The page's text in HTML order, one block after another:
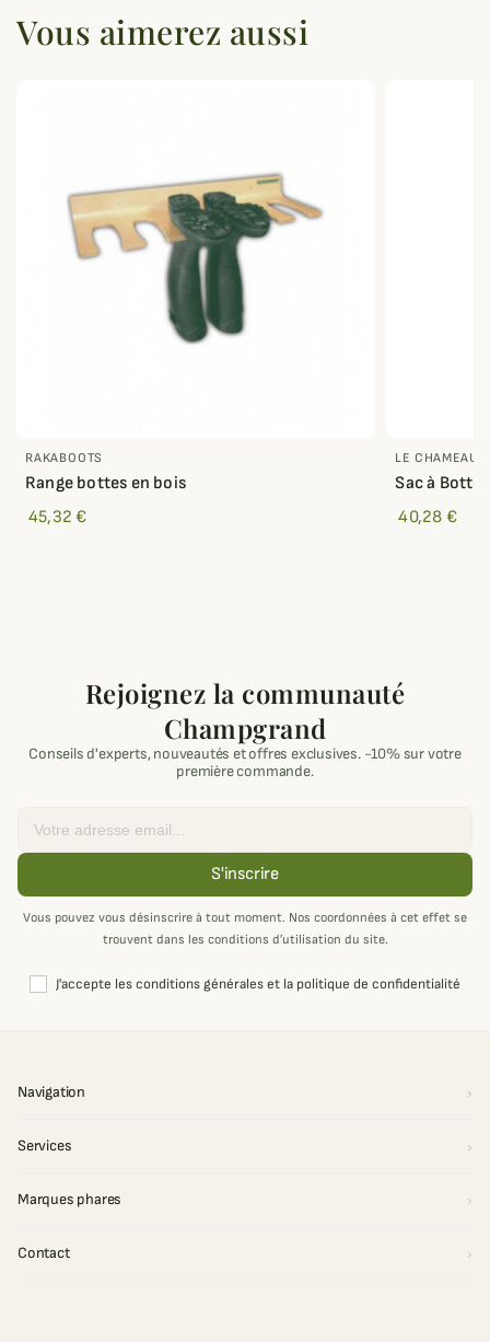
Vous aimerez aussi
RAKABOOTS
Range bottes en bois
45,32 €
LE CHAMEAU
Sac à
40,28 €
Rejoignez la communauté
Champgrand
Conseils d'experts, nouveautés et offres exclusives. -10% sur votre
première commande.
S'inscrire
Vous pouvez vous désinscrire à tout moment. Nos coordonnées à cet effet se
trouvent dans les conditions d’utilisation du site.
J'accepte les conditions générales et la politique de confidentialité
Navigation
Services
Marques phares
Contact